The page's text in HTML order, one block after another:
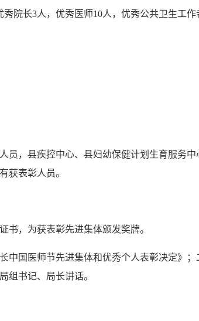
院长3人，优秀医师10人，优秀公共卫生工作
员，县疾控中心、县妇幼保健计划生育服务
获表彰人员。
书，为获表彰先进集体颁发奖牌。
中国医师节先进集体和优秀个人表彰决定》
组书记、局长讲话。